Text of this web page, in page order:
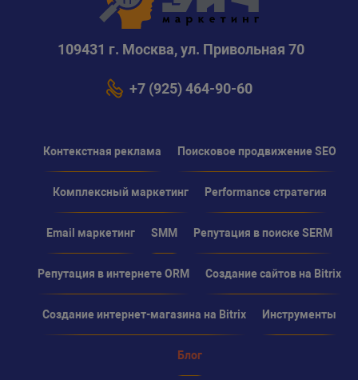
109431 г. Москва, ул. Привольная 70
+7 (925) 464-90-60
Контекстная реклама Поисковое продвижение SEO
Комплексный маркетинг Performance стратегия
Email маркетинг SMM Репутация в поиске SERM
Репутация в интернете ORM Создание сайтов на Bitrix
Создание интернет-магазина на Bitrix Инструменты
Блог